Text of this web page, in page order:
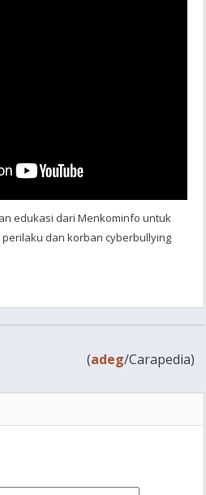
edukasi dari Menkominfo untuk
dan korban cyberbullying
(adeg/Carapedia)